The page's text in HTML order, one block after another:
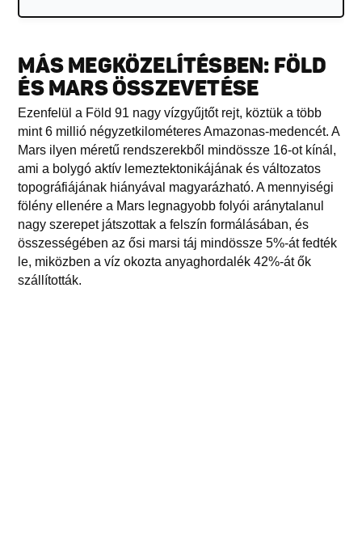
MÁS MEGKÖZELÍTÉSBEN: FÖLD
ÉS MARS ÖSSZEVETÉSE
Ezenfelül a Föld 91 nagy vízgyűjtőt rejt, köztük a több
mint 6 millió négyzetkilométeres Amazonas-medencét. A
Mars ilyen méretű rendszerekből mindössze 16-ot kínál,
ami a bolygó aktív lemeztektonikájának és változatos
topográfiájának hiányával magyarázható. A mennyiségi
fölény ellenére a Mars legnagyobb folyói aránytalanul
nagy szerepet játszottak a felszín formálásában, és
összességében az ősi marsi táj mindössze 5%-át fedték
le, miközben a víz okozta anyaghordalék 42%-át ők
szállították.